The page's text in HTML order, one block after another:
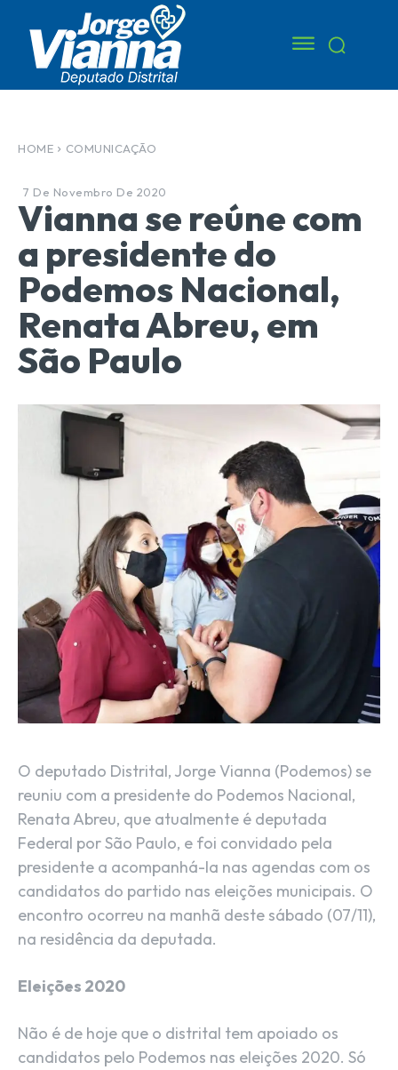
HOME COMUNICAÇÃO
7 De Novembro De 2020
Vianna se reúne com
a presidente do
Podemos Nacional,
Renata Abreu, em
São Paulo
O deputado Distrital, Jorge Vianna (Podemos) se
reuniu com a presidente do Podemos Nacional,
Renata Abreu, que atualmente é deputada
Federal por São Paulo, e foi convidado pela
presidente a acompanhá-la nas agendas com os
candidatos do partido nas eleições municipais. O
encontro ocorreu na manhã deste sábado (07/11),
na residência da deputada.
Eleições 2020
Não é de hoje que o distrital tem apoiado os
candidatos pelo Podemos nas eleições 2020. Só